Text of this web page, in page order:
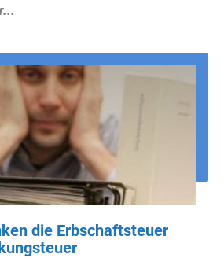
die Erbschaftsteuer